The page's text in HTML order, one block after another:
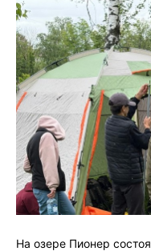
На озере Пионер